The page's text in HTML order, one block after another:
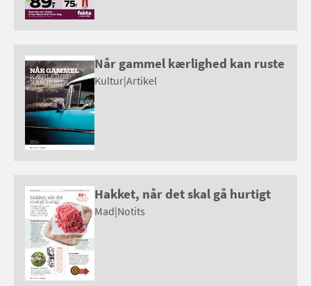
Når gammel kærlighed kan ruste
Kultur|Artikel
Hakket, når det skal gå hurtigt
Mad|Notits